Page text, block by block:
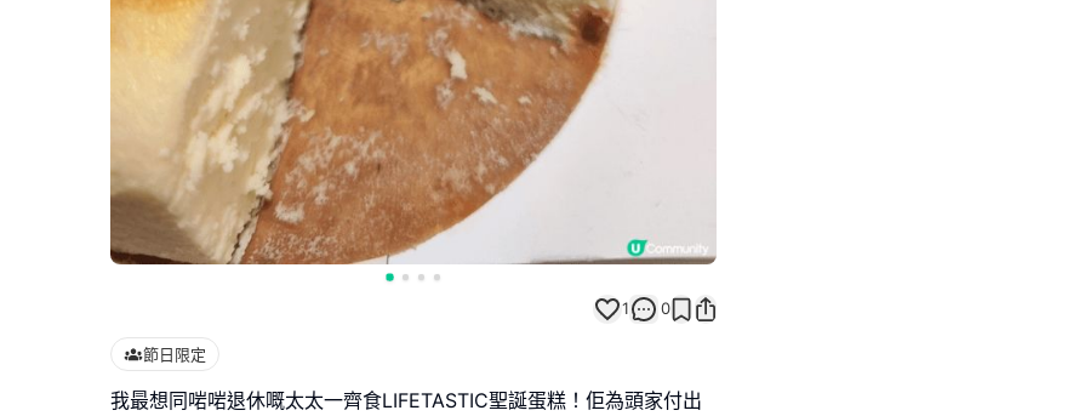
1 0
節日限定
我最想同啱啱退休嘅太太一齊食LIFETASTIC聖誕蛋糕！佢為頭家付出